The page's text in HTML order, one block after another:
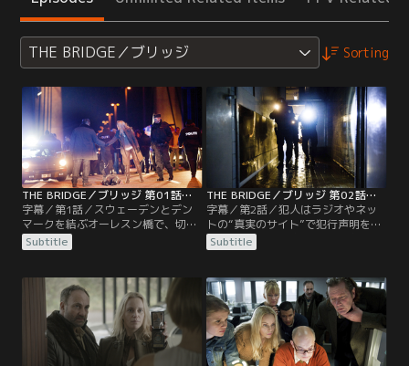
THE BRIDGE／ブリッジ Sorting
THE BRIDGE／ブリッジ 第01話／字幕
字幕／第1話／スウェーデンとデン
マークを結ぶオーレスン橋で、切断
された女性の遺体が発見される。遺
体は国境線上で上半身がスウェーデ
れていた。スウェーデン・マルメ県
警の刑事サーガとデンマーク・コペ
ンハーゲン警察の刑事マーティン
は、共同で捜査を開始する。
Subtitle
THE BRIDGE／ブリッジ 第02話／字幕
字幕／第2話／犯人はラジオやネッ
トの“真実のサイト”で犯行声明を出
し、橋の事件は“始まりにすぎな
い”と警察に対してメッセージを送
メッセンジャーとして選ばれ、事件
は社会の“5つの問題”に目を向けさ
せるため、長年計画してきたものだ
と明らかになってくる。
Subtitle